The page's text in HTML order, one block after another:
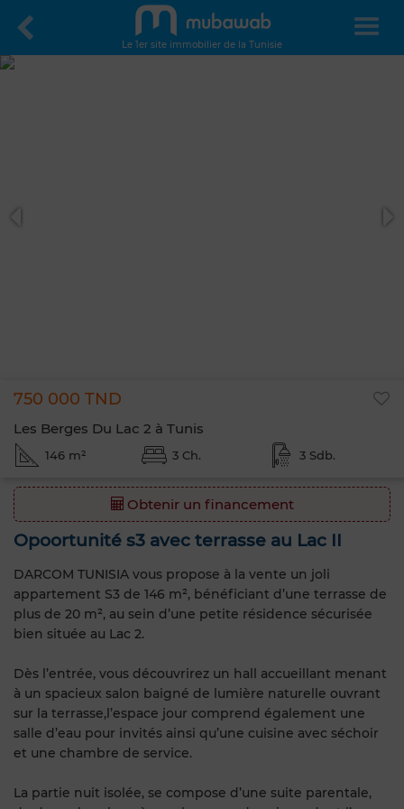
Le 1er site immobilier de la Tunisie
750 000 TND
Les Berges Du Lac 2 à Tunis
146 m² 3 Ch. 3 Sdb.
Obtenir un financement
Opoortunité s3 avec terrasse au Lac II
DARCOM TUNISIA vous propose à la vente un joli
appartement S3 de 146 m², bénéficiant d’une terrasse de
plus de 20 m², au sein d’une petite résidence sécurisée
bien située au Lac 2.
Dès l’entrée, vous découvrirez un hall accueillant menant
à un spacieux salon baigné de lumière naturelle ouvrant
sur la terrasse,l’espace jour comprend également une
salle d’eau pour invités ainsi qu’une cuisine avec séchoir
et une chambre de service.
La partie nuit isolée, se compose d’une suite parentale,